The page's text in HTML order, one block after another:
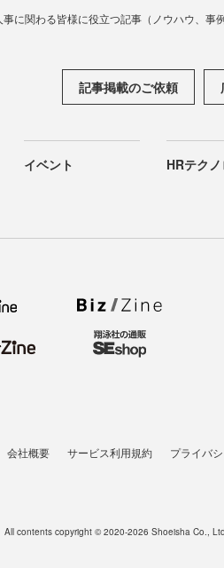
に関わる皆様に役立つ記事（ノウハウ、事
記事掲載のご依頼
イベント HRテク
会社概要 サービス利用規約 プライバ
All contents copyright © 2020-2026 Shoeisha Co.,